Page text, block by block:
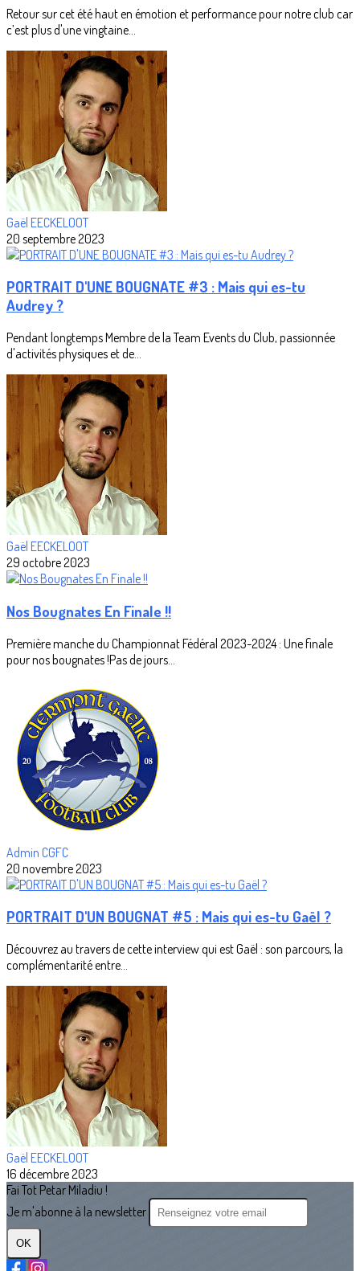
Retour sur cet été haut en émotion et performance pour notre club car
c’est plus d'une vingtaine...
Gaël EECKELOOT
20 septembre 2023
PORTRAIT D'UNE BOUGNATE #3 : Mais qui es-tu
Audrey ?
Pendant longtemps Membre de la Team Events du Club, passionnée
d'activités physiques et de...
Gaël EECKELOOT
29 octobre 2023
Nos Bougnates En Finale !!
Première manche du Championnat Fédéral 2023-2024 : Une finale
pour nos bougnates !Pas de jours...
Admin CGFC
20 novembre 2023
PORTRAIT D'UN BOUGNAT #5 : Mais qui es-tu Gaël ?
Découvrez au travers de cette interview qui est Gaël : son parcours, la
complémentarité entre...
Gaël EECKELOOT
16 décembre 2023
Fai Tot Petar Miladiu !
Je m'abonne à la newsletter
OK